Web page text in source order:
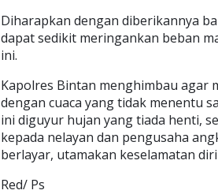
Diharapkan dengan diberikannya
dapat sedikit meringankan beban
ini.
Kapolres Bintan menghimbau agar
dengan cuaca yang tidak menentu
ini diguyur hujan yang tiada henti,
kepada nelayan dan pengusaha
berlayar, utamakan keselamatan
Red/ Ps